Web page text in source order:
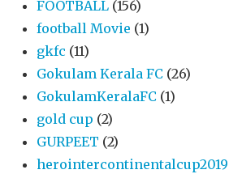
FOOTBALL (156)
football Movie (1)
gkfc (11)
Gokulam Kerala FC (26)
GokulamKeralaFC (1)
gold cup (2)
GURPEET (2)
herointercontinentalcup2019